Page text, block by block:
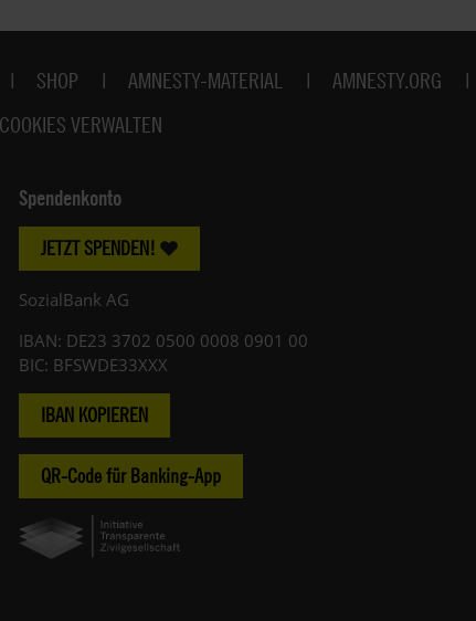
SHOP AMNESTY-MATERIAL AMNESTY.ORG
COOKIES VERWALTEN
Spendenkonto
JETZT SPENDEN!
SozialBank AG
IBAN: DE23 3702 0500 0008 0901 00
BIC: BFSWDE33XXX
IBAN KOPIEREN
QR-Code für Banking-App